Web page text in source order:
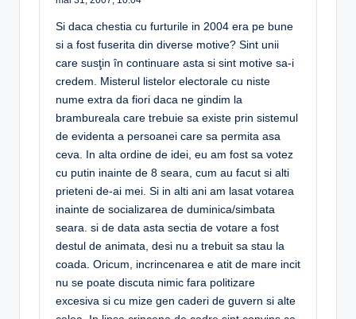
Si daca chestia cu furturile in 2004 era pe bune
si a fost fuserita din diverse motive? Sint unii
care susţin în continuare asta si sint motive sa-i
credem. Misterul listelor electorale cu niste
nume extra da fiori daca ne gindim la
brambureala care trebuie sa existe prin sistemul
de evidenta a persoanei care sa permita asa
ceva. In alta ordine de idei, eu am fost sa votez
cu putin inainte de 8 seara, cum au facut si alti
prieteni de-ai mei. Si in alti ani am lasat votarea
inainte de socializarea de duminica/simbata
seara. si de data asta sectia de votare a fost
destul de animata, desi nu a trebuit sa stau la
coada. Oricum, incrincenarea e atit de mare incit
nu se poate discuta nimic fara politizare
excesiva si cu mize gen caderi de guvern si alte